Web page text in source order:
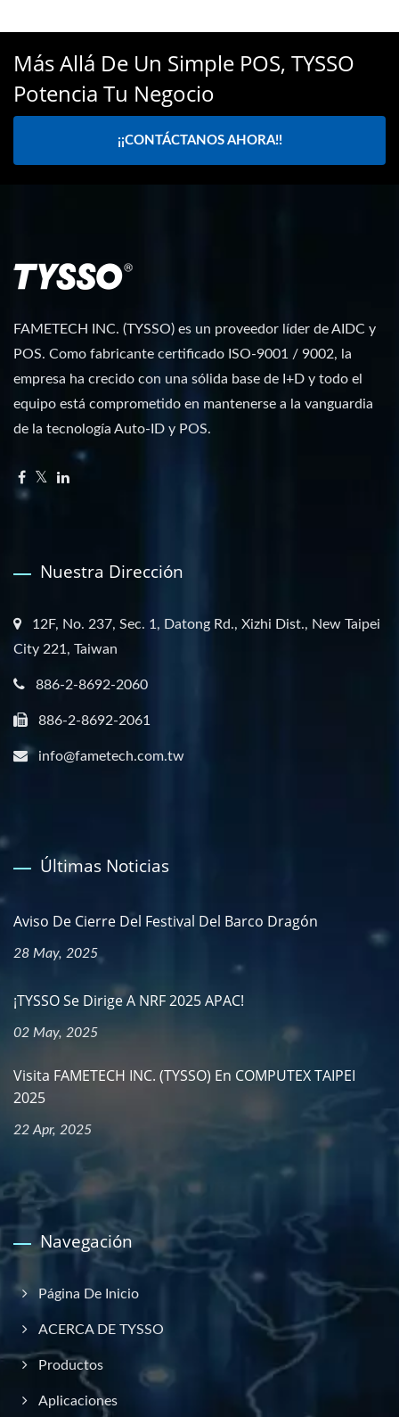
Más Allá De Un Simple POS, TYSSO
Potencia Tu Negocio
¡¡CONTÁCTANOS AHORA!!
FAMETECH INC. (TYSSO) es un proveedor líder de AIDC y
POS. Como fabricante certificado ISO-9001 / 9002, la
empresa ha crecido con una sólida base de I+D y todo el
equipo está comprometido en mantenerse a la vanguardia
de la tecnología Auto-ID y POS.
Nuestra Dirección
12F, No. 237, Sec. 1, Datong Rd., Xizhi Dist., New Taipei
City 221, Taiwan
886-2-8692-2060
886-2-8692-2061
info@fametech.com.tw
Últimas Noticias
Aviso De Cierre Del Festival Del Barco Dragón
28 May, 2025
¡TYSSO Se Dirige A NRF 2025 APAC!
02 May, 2025
Visita FAMETECH INC. (TYSSO) En COMPUTEX TAIPEI
2025
22 Apr, 2025
Navegación
Página De Inicio
ACERCA DE TYSSO
Productos
Aplicaciones